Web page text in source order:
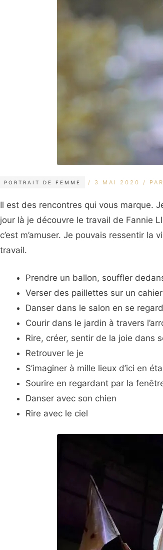
PORTRAIT DE FEMME
3 MAI 2020 PAR
Il est des rencontres qui vous marque.
jour là je découvre le travail de Fannie
c’est m’amuser. Je pouvais ressentir
travail.
Prendre un ballon, souffler
Verser des paillettes sur un
Danser dans le salon en se
Courir dans le jardin à travers
Rire, créer, sentir de la joie dans
Retrouver le je
S’imaginer à mille lieux d’ici en
Sourire en regardant par la
Danser avec son chien
Rire avec le ciel